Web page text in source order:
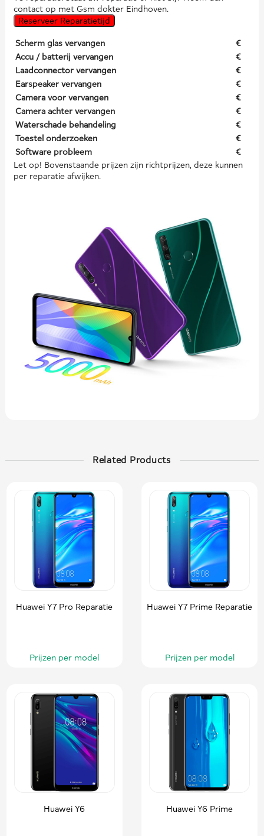
contact op met Gsm dokter Eindhoven.
Reserveer Reparatietijd
Scherm glas vervangen
€
Accu / batterij vervangen
€
Laadconnector vervangen
€
Earspeaker vervangen
€
Camera voor vervangen
€
Camera achter vervangen
€
Waterschade behandeling
€
Toestel onderzoeken
€
Software probleem
€
Let op! Bovenstaande prijzen zijn richtprijzen, deze kunnen
per reparatie afwijken.
Related Products
Huawei Y7 Pro Reparatie
Prijzen per model
Huawei Y7 Prime Reparatie
Prijzen per model
Huawei Y6 Huawei Y6 Prime